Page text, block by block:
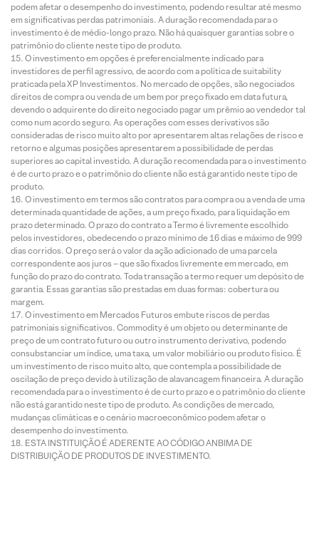
podem afetar o desempenho do investimento, podendo resultar até mesmo
em significativas perdas patrimoniais. A duração recomendada para o
investimento é de médio-longo prazo. Não há quaisquer garantias sobre o
patrimônio do cliente neste tipo de produto.
O investimento em opções é preferencialmente indicado para
investidores de perfil agressivo, de acordo com a política de suitability
praticada pela XP Investimentos. No mercado de opções, são negociados
direitos de compra ou venda de um bem por preço fixado em data futura,
devendo o adquirente do direito negociado pagar um prêmio ao vendedor tal
como num acordo seguro. As operações com esses derivativos são
consideradas de risco muito alto por apresentarem altas relações de risco e
retorno e algumas posições apresentarem a possibilidade de perdas
superiores ao capital investido. A duração recomendada para o investimento
é de curto prazo e o patrimônio do cliente não está garantido neste tipo de
produto.
O investimento em termos são contratos para compra ou a venda de uma
determinada quantidade de ações, a um preço fixado, para liquidação em
prazo determinado. O prazo do contrato a Termo é livremente escolhido
pelos investidores, obedecendo o prazo mínimo de 16 dias e máximo de 999
dias corridos. O preço será o valor da ação adicionado de uma parcela
correspondente aos juros – que são fixados livremente em mercado, em
função do prazo do contrato. Toda transação a termo requer um depósito de
garantia. Essas garantias são prestadas em duas formas: cobertura ou
margem.
O investimento em Mercados Futuros embute riscos de perdas
patrimoniais significativos. Commodity é um objeto ou determinante de
preço de um contrato futuro ou outro instrumento derivativo, podendo
consubstanciar um índice, uma taxa, um valor mobiliário ou produto físico. É
um investimento de risco muito alto, que contempla a possibilidade de
oscilação de preço devido à utilização de alavancagem financeira. A duração
recomendada para o investimento é de curto prazo e o patrimônio do cliente
não está garantido neste tipo de produto. As condições de mercado,
mudanças climáticas e o cenário macroeconômico podem afetar o
desempenho do investimento.
ESTA INSTITUIÇÃO É ADERENTE AO CÓDIGO ANBIMA DE
DISTRIBUIÇÃO DE PRODUTOS DE INVESTIMENTO.